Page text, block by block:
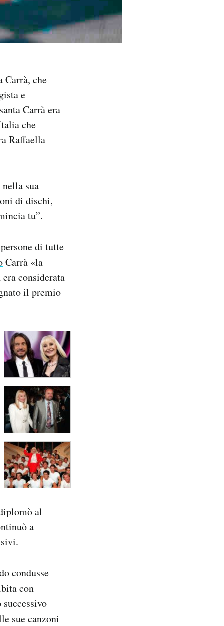
Carrà, che
e
Carrà era
che
Raffaella
sua
di dischi,
tu”.
di tutte
Carrà «la
considerata
il premio
al
a
condusse
con
sue canzoni